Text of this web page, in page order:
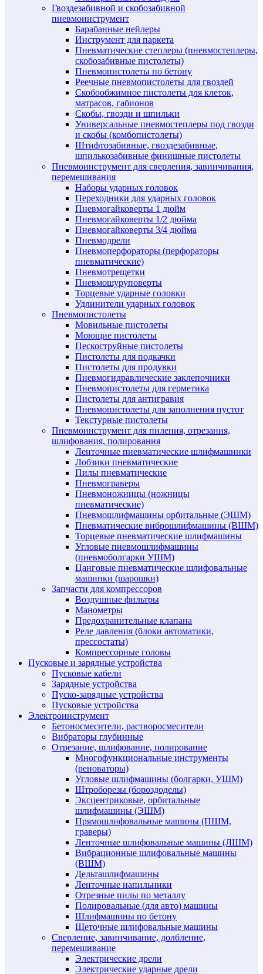
Гвоздезабивной и скобозабивной
пневмоинструмент
Барабанные нейлеры
Инструмент для паркета
Пневматические степлеры (пневмостеплеры,
скобозабивные пистолеты)
Пневмопистолеты по бетону
Реечные пневмопистолеты для гвоздей
Скобообжимное пистолеты для клеток,
матрасов, габионов
Скобы, гвозди и шпильки
Универсальные пневмостеплеры под гвозди
и скобы (комбопистолеты)
Штифтозабивные, гвоздезабивные,
шпилькозабивные финишные пистолеты
Пневмоинструмент для сверления, завинчивания,
перемешивания
Наборы ударных головок
Переходники для ударных головок
Пневмогайковерты 1 дюйм
Пневмогайковерты 1/2 дюйма
Пневмогайковерты 3/4 дюйма
Пневмодрели
Пневмоперфораторы (перфораторы
пневматические)
Пневмотрещетки
Пневмошуруповерты
Торцевые ударные головки
Удлинители ударных головок
Пневмопистолеты
Мовильные пистолеты
Моющие пистолеты
Пескоструйные пистолеты
Пистолеты для подкачки
Пистолеты для продувки
Пневмогидравлические заклепочники
Пневмопистолеты для герметика
Пистолеты для антигравия
Пневмопистолеты для заполнения пустот
Текстурные пистолеты
Пневмоинструмент для пиления, отрезания,
шлифования, полирования
Ленточные пневматические шлифмашинки
Лобзики пневматические
Пилы пневматические
Пневмограверы
Пневмоножницы (ножницы
пневматические)
Пневмошлифмашины орбитальные (ЭШМ)
Пневматические виброшлифмашины (ВШМ)
Торцевые пневматические шлифмашины
Угловые пневмошлифмашины
(пневмоболгарки УШМ)
Цанговые пневматические шлифовальные
машинки (шарошки)
Запчасти для компрессоров
Воздушные фильтры
Манометры
Предохранительные клапана
Реле давления (блоки автоматики,
прессостаты)
Компрессорные головы
Пусковые и зарядные устройства
Пусковые кабели
Зарядные устройства
Пуско-зарядные устройства
Пусковые устройства
Электроинструмент
Бетоносмесители, растворосмесители
Вибраторы глубинные
Отрезание, шлифование, полирование
Многофункциональные инструменты
(реноваторы)
Угловые шлифмашины (болгарки, УШМ)
Штроборезы (бороздоделы)
Эксцентриковые, орбитальные
шлифмашины (ЭШМ)
Прямошлифовальные машины (ПШМ,
граверы)
Ленточные шлифовальные машины (ЛШМ)
Вибрационные шлифовальные машины
(ВШМ)
Дельташлифмашины
Ленточные напильники
Отрезные пилы по металлу
Полировальные (для авто) машины
Шлифмашины по бетону
Щеточные шлифовальные машины
Сверление, завинчивание, долбление,
перемешивание
Электрические дрели
Электрические ударные дрели